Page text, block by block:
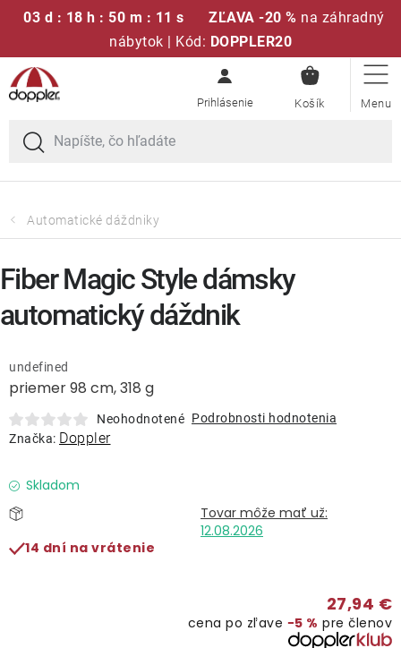
03 d : 18 h : 50 m : 11 s ZĽAVA -20 % na záhradný
nábytok | Kód: DOPPLER20
Prejsť
na
obsah
KOŠÍK
Sedacie súpravy
Slnečníky
Polstre a sedáky
Automatické dáždniky
priemer 98 cm, 318 g
undefined
Neohodnotené Podrobnosti hodnotenia
Značka: Doppler
Skladom
12.08.2026
14 dní na vrátenie
27,94 €
cena po zľave −5 % pre členov
Fiber Magic Style dámsky
automatický dáždnik